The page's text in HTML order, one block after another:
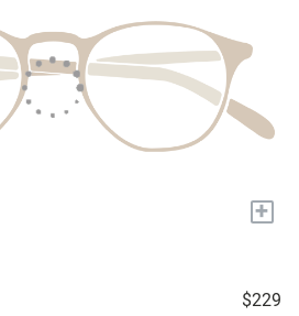
+
$229